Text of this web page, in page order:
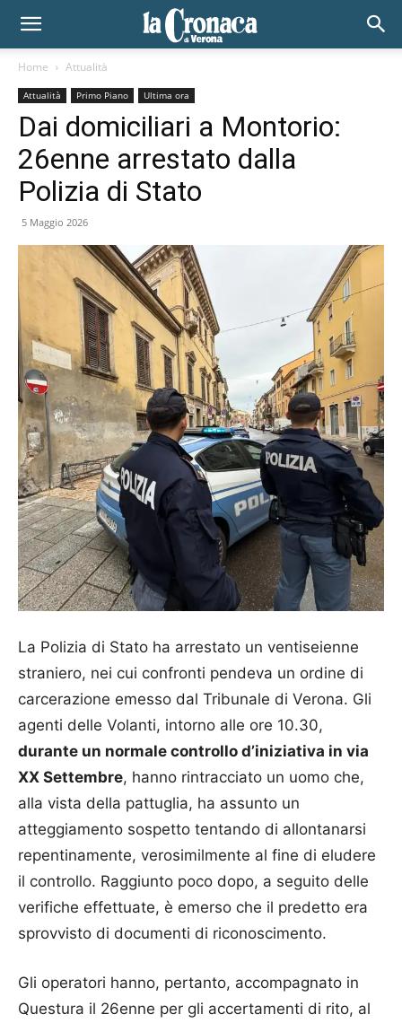
Home Attualità
Attualità Primo Piano Ultima ora
Dai domiciliari a Montorio:
26enne arrestato dalla
Polizia di Stato
5 Maggio 2026
La Polizia di Stato ha arrestato un ventiseienne
straniero, nei cui confronti pendeva un ordine di
carcerazione emesso dal Tribunale di Verona. Gli
agenti delle Volanti, intorno alle ore 10.30,
durante un normale controllo d’iniziativa in via
XX Settembre, hanno rintracciato un uomo che,
alla vista della pattuglia, ha assunto un
atteggiamento sospetto tentando di allontanarsi
repentinamente, verosimilmente al fine di eludere
il controllo. Raggiunto poco dopo, a seguito delle
verifiche effettuate, è emerso che il predetto era
sprovvisto di documenti di riconoscimento.
Gli operatori hanno, pertanto, accompagnato in
Questura il 26enne per gli accertamenti di rito, al